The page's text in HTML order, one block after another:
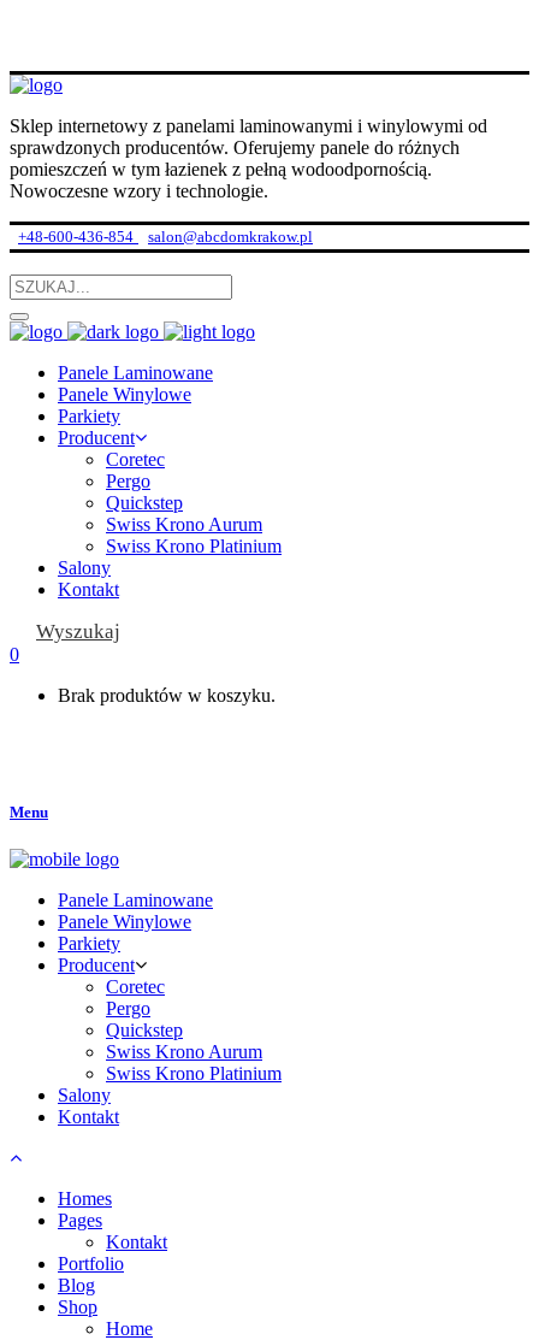
Sklep internetowy z panelami laminowanymi i winylowymi od
sprawdzonych producentów. Oferujemy panele do różnych
pomieszczeń w tym łazienek z pełną wodoodpornością.
Nowoczesne wzory i technologie.
+48-600-436-854 salon@abcdomkrakow.pl
Panele Laminowane
Panele Winylowe
Parkiety
Producent
Coretec
Pergo
Quickstep
Swiss Krono Aurum
Swiss Krono Platinium
Salony
Kontakt
Wyszukaj
0
Brak produktów w koszyku.
Menu
Panele Laminowane
Panele Winylowe
Parkiety
Producent
Coretec
Pergo
Quickstep
Swiss Krono Aurum
Swiss Krono Platinium
Salony
Kontakt
Homes
Pages
Kontakt
Portfolio
Blog
Shop
Home